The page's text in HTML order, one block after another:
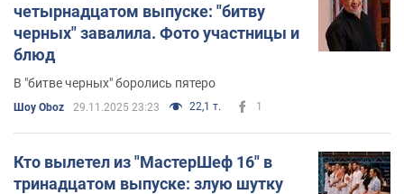
четырнадцатом выпуске: "битву
черных" завалила. Фото участницы и
блюд
В "битве черных" боролись пятеро
Шоу Oboz 29.11.2025 23:23 22,1 т. 1
Кто вылетел из "МастерШеф 16" в
тринадцатом выпуске: злую шутку